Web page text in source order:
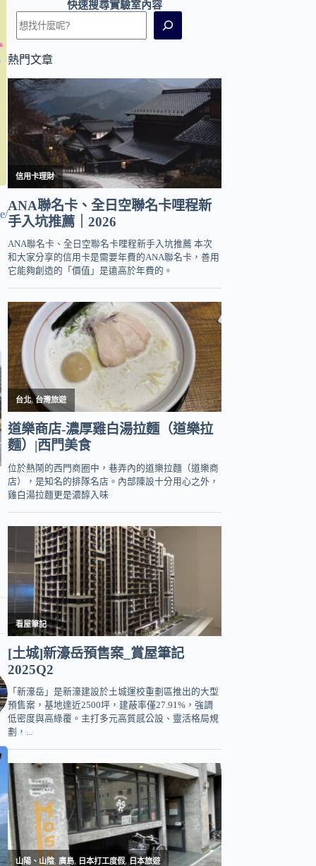
快速搜尋實驗室內容
熱門文章